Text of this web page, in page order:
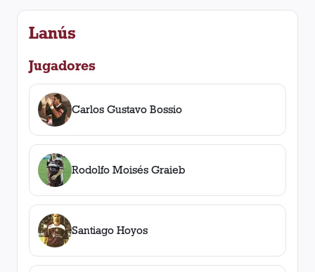
Lanús
Jugadores
Carlos Gustavo Bossio
Rodolfo Moisés Graieb
Santiago Hoyos